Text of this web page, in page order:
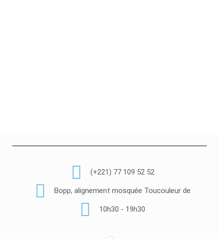
(+221) 77 109 52 52
Bopp, alignement mosquée Toucouleur de
10h30 - 19h30